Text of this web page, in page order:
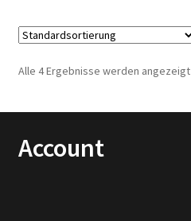
Alle 4 Ergebnisse werden angezeigt
Account